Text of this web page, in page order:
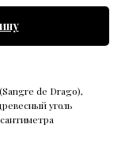
de Drago),
уголь